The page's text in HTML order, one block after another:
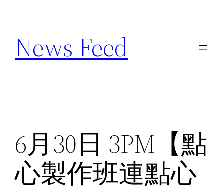
content
News Feed
6月30日 3PM【點
心製作班連點心